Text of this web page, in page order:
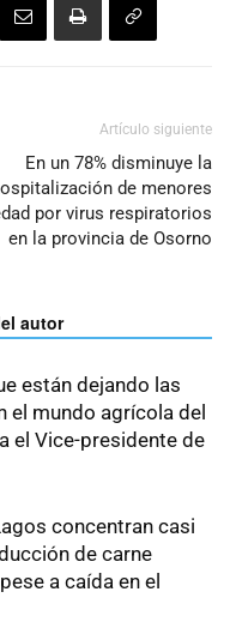
Artículo siguiente
En un 78% disminuye la
de menores
por virus respiratorios
en la provincia de Osorno
autor
están dejando las
el mundo agrícola del
el Vice-presidente de
concentran casi
de carne
a caída en el